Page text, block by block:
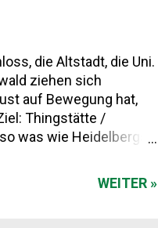
die Altstadt, die Uni.
ziehen sich
auf Bewegung hat,
Thingstätte /
was wie Heidelbergs
laufen – eine
WEITER »